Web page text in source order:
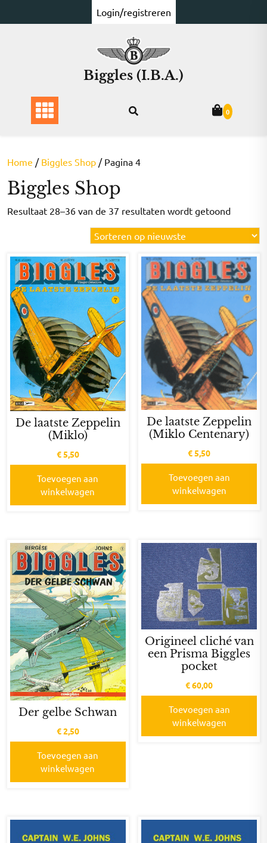
naar
Login/registreren
Biggles (I.B.A.)
0
Home / Biggles Shop / Pagina 4
Biggles Shop
Resultaat 28–36 van de 37 resultaten wordt getoond
op
De laatste Zeppelin
(Miklo)
€5,50
Toevoegen aan
winkelwagen
De laatste Zeppelin
(Miklo Centenary)
€5,50
Toevoegen aan
winkelwagen
Der gelbe Schwan
€2,50
Toevoegen aan
winkelwagen
Origineel cliché van
een Prisma Biggles
pocket
€60,00
Toevoegen aan
winkelwagen